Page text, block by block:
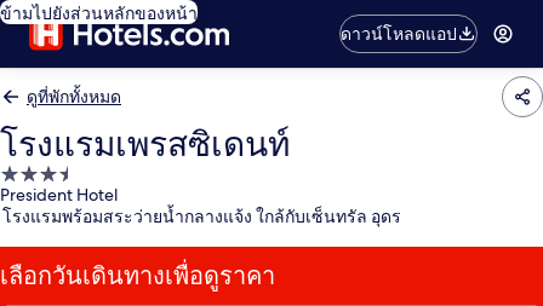
ข้ามไปยังส่วนหลักของหน้า
ดาวน์โหลดแอป
ดูที่พักทั้งหมด
โรงแรมเพรสซิเดนท์
ที่พัก
3.5
President Hotel
โรงแรมพร้อมสระว่ายน้ำกลางแจ้ง ใกล้กับเซ็นทรัล อุดร
เลือกวันเดินทางเพื่อดูราคา